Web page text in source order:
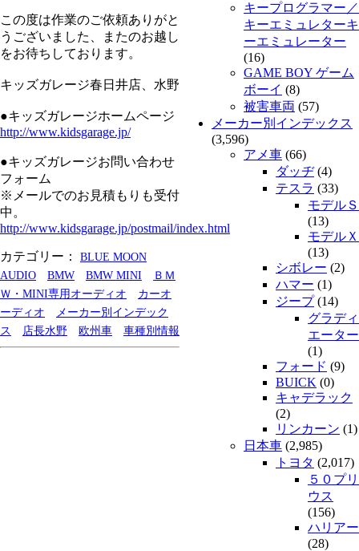
この度は作業のご依頼ありがと
うございました、またのお越し
をお待ちしております。
キッズガレージ春日井店、水野
●キッズガレージホームページ
http://www.kidsgarage.jp/
●キッズガレージお問い合わせ
フォーム
※メールでのお見積もりも受付
中。
http://www.kidsgarage.jp/postmail/index.html
カテゴリー：
BLUE MOON
AUDIO
BMW BMW MINI
ＢＭ
Ｗ・MINI専用オーディオ
カーオ
ーディオ
メーカー別インデック
ス
店長水野 欧州車 車種別情報
キープログラマー／
キーエミュレターキ
ーエミュレーター
(16)
GAME BOY ゲーム
ボーイ (8)
被害車両 (57)
メーカー別インデックス
(3,596)
アメ車 (66)
ダッヂ(4)
テスラ (33)
モデルＳ
(13)
モデルＸ
(13)
シボレー (2)
ハマー (1)
ジープ(14)
グラディ
エーター
(1)
フォード (9)
BUICK (0)
キャデラック
(2)
リンカーン (1)
日本車 (2,985)
トヨタ (2,017)
５０プリ
ウス
(156)
ハリアー
(28)